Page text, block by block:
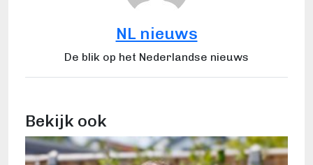
NL nieuws
De blik op het Nederlandse nieuws
Bekijk ook